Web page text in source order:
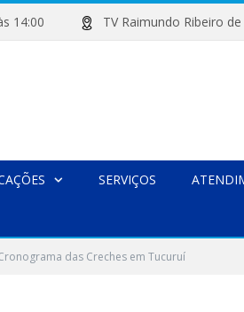
às 14:00 TV Raimundo Ribeiro
SERVIÇOS
das Creches em Tucuruí